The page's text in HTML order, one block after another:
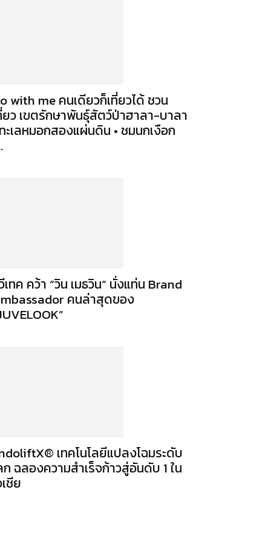
with me คนเดียวก็เที่ยวได้ ชวน
ยว เขตรักษาพันธุ์สัตว์ป่าฮาลา-บาลา
ะเลหมอกสองแผ่นดิน • ชมนกเงือก
เทค คว้า “วิน เมธวิน” นั่งแท่น Brand
คนล่าสุดของ
เทคโนโลยีแปลงโฉมระดับ
ก ฉลองความสำเร็จก้าวสู่อันดับ 1 ใน
เชีย